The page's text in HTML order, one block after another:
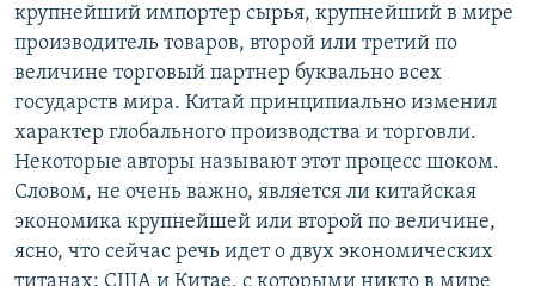
крупнейший импортер сырья, крупнейший в мире
производитель товаров, второй или третий по
величине торговый партнер буквально всех
государств мира. Китай принципиально изменил
характер глобального производства и торговли.
Некоторые авторы называют этот процесс шоком.
Словом, не очень важно, является ли китайская
экономика крупнейшей или второй по величине,
ясно, что сейчас речь идет о двух экономических